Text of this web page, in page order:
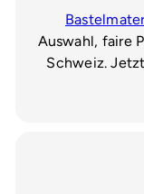
Auswahl, faire
Schweiz.